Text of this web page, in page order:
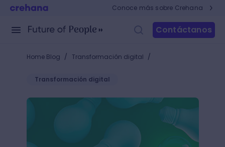
Conoce más sobre Crehana
Contáctanos
Home Blog / Transformación digital /
Transformación digital
5 Claves del Design Thinking para el trabajo y la